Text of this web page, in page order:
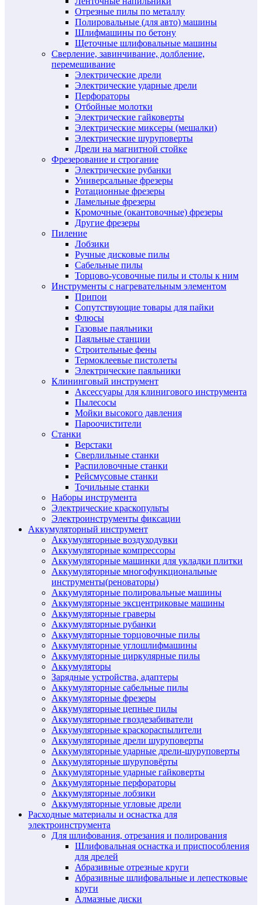
Отрезные пилы по металлу
Полировальные (для авто) машины
Шлифмашины по бетону
Щеточные шлифовальные машины
Сверление, завинчивание, долбление,
перемешивание
Электрические дрели
Электрические ударные дрели
Перфораторы
Отбойные молотки
Электрические гайковерты
Электрические миксеры (мешалки)
Электрические шуруповерты
Дрели на магнитной стойке
Фрезерование и строгание
Электрические рубанки
Универсальные фрезеры
Ротационные фрезеры
Ламельные фрезеры
Кромочные (окантовочные) фрезеры
Другие фрезеры
Пиление
Лобзики
Ручные дисковые пилы
Сабельные пилы
Торцово-усовочные пилы и столы к ним
Инструменты с нагревательным элементом
Припои
Сопутствующие товары для пайки
Флюсы
Газовые паяльники
Паяльные станции
Строительные фены
Термоклеевые пистолеты
Электрические паяльники
Клининговый инструмент
Аксессуары для клинигового инструмента
Пылесосы
Мойки высокого давления
Пароочистители
Станки
Верстаки
Сверлильные станки
Распиловочные станки
Рейсмусовые станки
Точильные станки
Наборы инструмента
Электрические краскопульты
Электроинструменты фиксации
Аккумуляторный инструмент
Аккумуляторные воздуходувки
Аккумуляторные компрессоры
Аккумуляторные машинки для укладки плитки
Аккумуляторные многофункциональные
инструменты(реноваторы)
Аккумуляторные полировальные машины
Аккумуляторные эксцентриковые машины
Аккумуляторные граверы
Аккумуляторные рубанки
Аккумуляторные торцовочные пилы
Аккумуляторные углошлифмашины
Аккумуляторные циркулярные пилы
Аккумуляторы
Зарядные устройства, адаптеры
Аккумуляторные сабельные пилы
Аккумуляторные фрезеры
Аккумуляторные цепные пилы
Аккумуляторные гвоздезабиватели
Аккумуляторные краскораспылители
Аккумуляторные дрели шуруповерты
Аккумуляторные ударные дрели-шуруповерты
Аккумуляторные шуруповёрты
Аккумуляторные ударные гайковерты
Аккумуляторные перфораторы
Аккумуляторные лобзики
Аккумуляторные угловые дрели
Расходные материалы и оснастка для
электроинструмента
Для шлифования, отрезания и полирования
Шлифовальная оснастка и приспособления
для дрелей
Абразивные отрезные круги
Абразивные шлифовальные и лепестковые
круги
Алмазные диски